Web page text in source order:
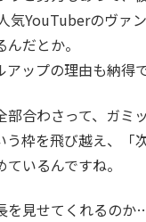
人気YouTuberのヴァ
だとか。
ップの理由も納得で
部合わさって、ガミ
う枠を飛び越え、「
いるんですね。
を見せてくれるのか